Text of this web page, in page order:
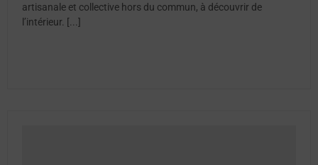
artisanale et collective hors du commun, à découvrir de
l’intérieur. [...]